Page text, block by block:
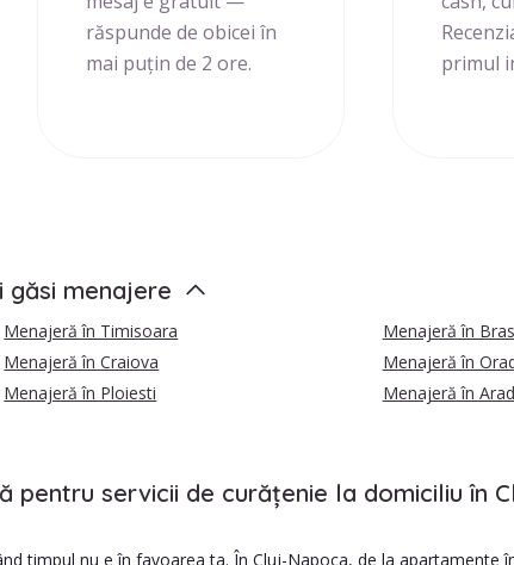
răspunde de obicei în
mai puțin de 2 ore.
primul
găsi menajere
Menajeră în Timisoara
Menajeră în
Menajeră în Craiova
Menajeră în
Menajeră în Ploiesti
Menajeră în Arad
pentru servicii de curățenie la domiciliu în
timpul nu e în favoarea ta. În Cluj-Napoca, de la apartamente